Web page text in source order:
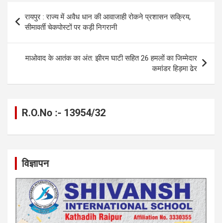
o
o
k
g
er
A
p
p
a
m
n
navigation
रायपुर : राज्य में अवैध धान की आवाजाही रोकने प्रशासन सक्रिय,
सीमावर्ती चेकपोस्टों पर कड़ी निगरानी
माओवाद के आतंक का अंत: झीरम घाटी सहित 26 हमलों का जिम्मेदार
कमांडर हिड़मा ढेर
R.O.No :- 13954/32
विज्ञापन